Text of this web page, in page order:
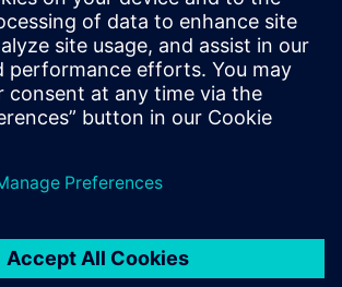
로드하여 Siemens 솔루션을 통해 운영
경쟁이 치열한 의료기기 산업에서 앞서
보십시오.